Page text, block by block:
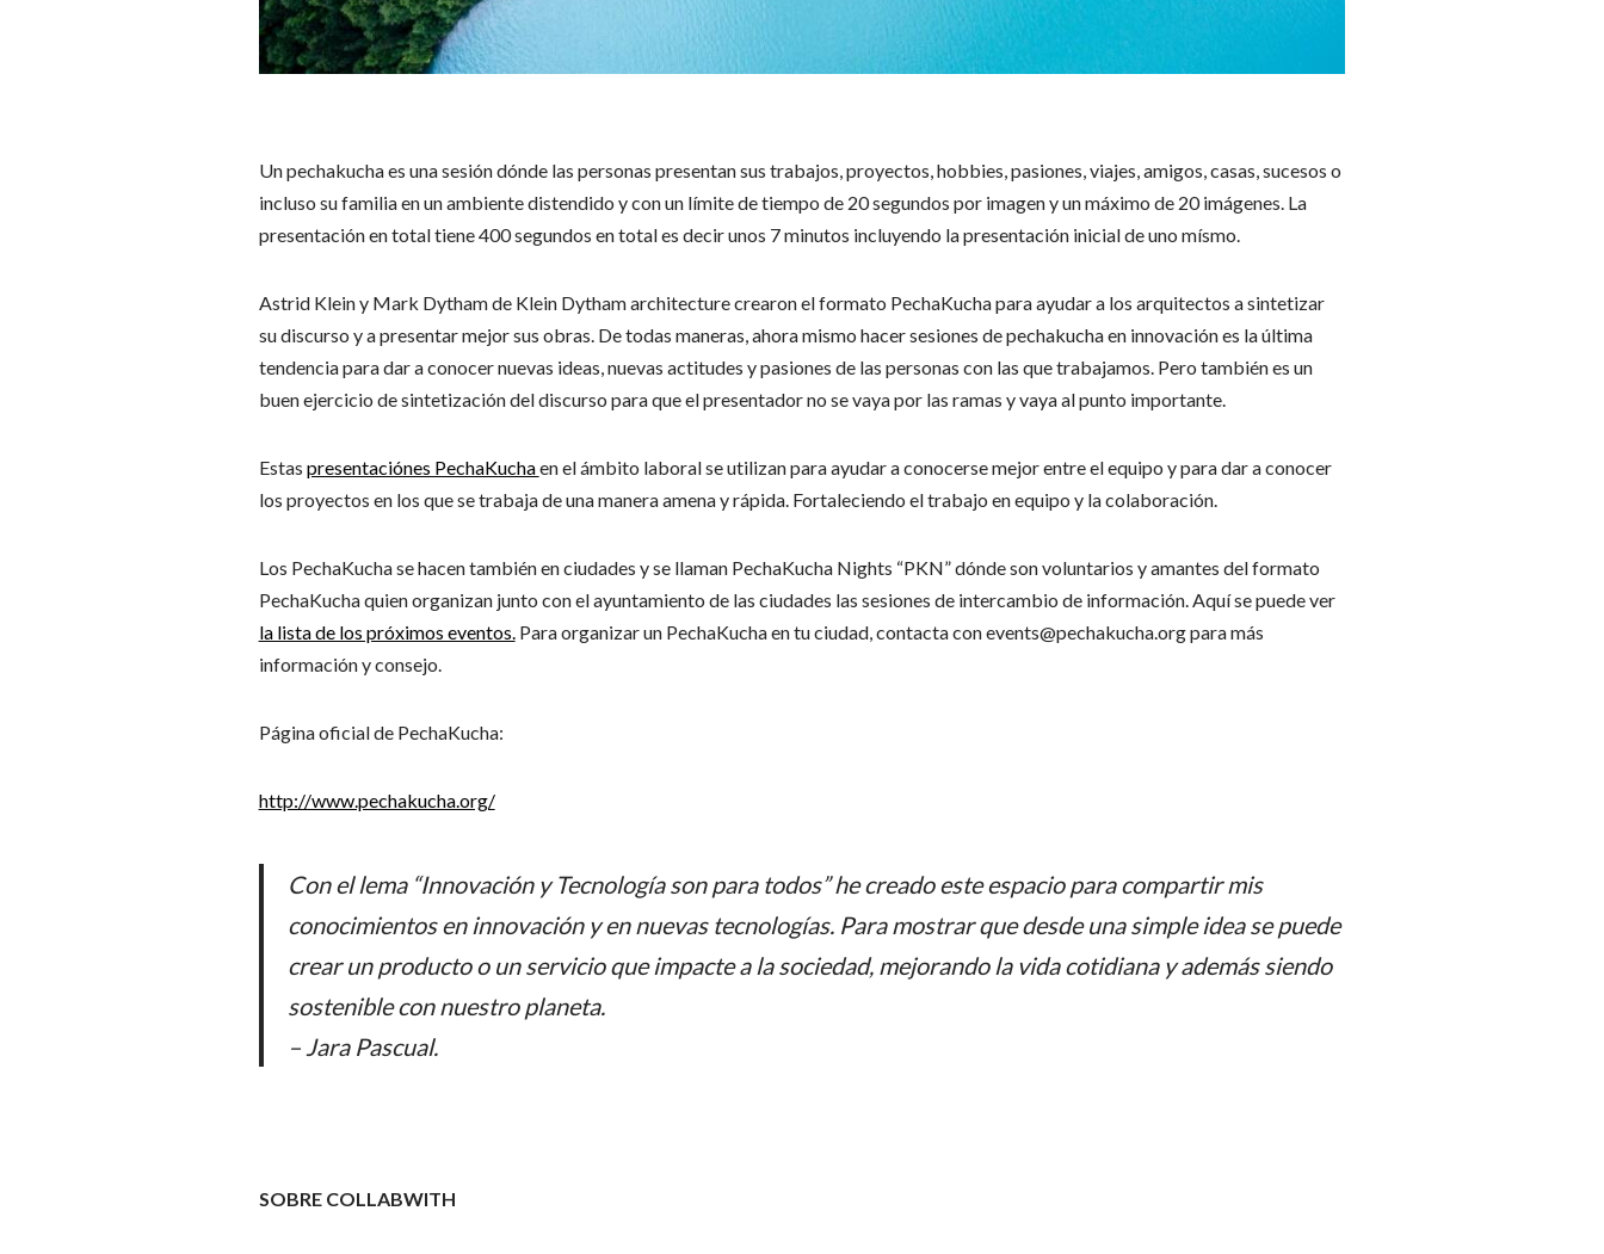
Un pechakucha es una sesión dónde las personas presentan sus trabajos, proyectos, hobbies, pasiones, viajes, amigos, casas, sucesos o
incluso su familia en un ambiente distendido y con un límite de tiempo de 20 segundos por imagen y un máximo de 20 imágenes. La
presentación en total tiene 400 segundos en total es decir unos 7 minutos incluyendo la presentación inicial de uno mísmo.
Astrid Klein y Mark Dytham de Klein Dytham architecture crearon el formato PechaKucha para ayudar a los arquitectos a sintetizar
su discurso y a presentar mejor sus obras. De todas maneras, ahora mismo hacer sesiones de pechakucha en innovación es la última
tendencia para dar a conocer nuevas ideas, nuevas actitudes y pasiones de las personas con las que trabajamos. Pero también es un
buen ejercicio de sintetización del discurso para que el presentador no se vaya por las ramas y vaya al punto importante.
Estas presentaciónes PechaKuchaen el ámbito laboral se utilizan para ayudar a conocerse mejor entre el equipo y para dar a conocer
los proyectos en los que se trabaja de una manera amena y rápida. Fortaleciendo el trabajo en equipo y la colaboración.
Los PechaKucha se hacen también en ciudades y se llaman PechaKucha Nights “PKN” dónde son voluntarios y amantes del formato
PechaKucha quien organizan junto con el ayuntamiento de las ciudades las sesiones de intercambio de información. Aquí se puede ver
la lista de los próximos eventos.Para organizar un PechaKucha en tu ciudad, contacta con events@pechakucha.org para más
información y consejo.
Página oficial de PechaKucha:
http://www.pechakucha.org/
Con el lema “Innovación y Tecnología son para todos” he creado este espacio para compartir mis
conocimientos en innovación y en nuevas tecnologías. Para mostrar que desde una simple idea se puede
crear un producto o un servicio que impacte a la sociedad, mejorando la vida cotidiana y además siendo
sostenible con nuestro planeta.
– Jara Pascual.
SOBRE COLLABWITH